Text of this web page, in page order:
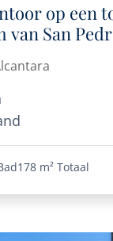
op een
San
178 m² Totaal